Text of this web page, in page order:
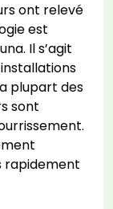
ont relevé
est
Il s’agit
plupart des
sont
rapidement